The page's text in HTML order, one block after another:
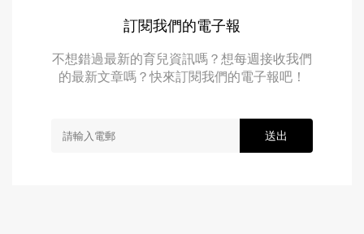
訂閱我們的電子報
不想錯過最新的育兒資訊嗎？想每週接收我們
的最新文章嗎？快來訂閱我們的電子報吧！
送出